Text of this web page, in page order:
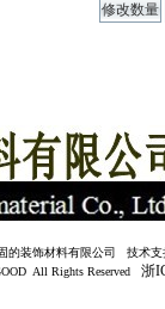
饰材料有限公司 技术支持
All Rights Reserved 浙